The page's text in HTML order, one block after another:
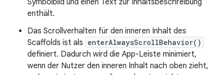
Symbolbild und einen Text zur Inhaltsbeschreibung
enthält.
Das Scrollverhalten für den inneren Inhalt des
Scaffolds ist als enterAlwaysScrollBehavior()
definiert. Dadurch wird die App-Leiste minimiert,
wenn der Nutzer den inneren Inhalt nach oben zieht,